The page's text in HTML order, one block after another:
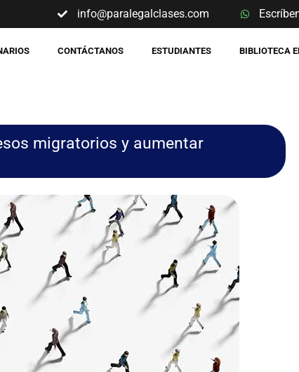
info@paralegalclases.com
CONTÁCTANOS ESTUDIANTES BIBLIOTECA
migratorios y aumentar